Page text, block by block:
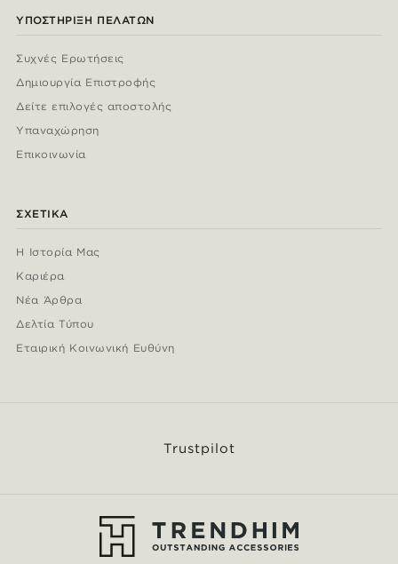
ΥΠΟΣΤΉΡΙΞΗ ΠΕΛΑΤΏΝ
Συχνές Ερωτήσεις
Δημιουργία Επιστροφής
Δείτε επιλογές αποστολής
Υπαναχώρηση
Επικοινωνία
ΣΧΕΤΙΚΆ
Η Ιστορία Μας
Καριέρα
Νέα Άρθρα
Δελτία Τύπου
Εταιρική Κοινωνική Ευθύνη
Trustpilot